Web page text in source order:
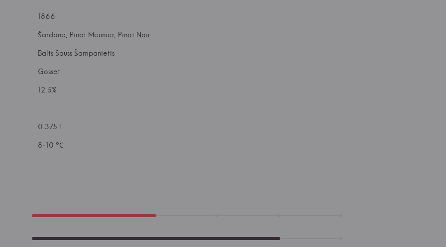
1866
Šardone, Pinot Meunier, Pinot Noir
Balts Sauss Šampanietis
Gosset
12.5%
0.375 l
8-10 °С